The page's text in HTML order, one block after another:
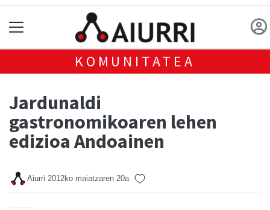
KOMUNITATEA
Jardunaldi
gastronomikoaren lehen
edizioa Andoainen
Aiurri 2012ko maiatzaren 20a